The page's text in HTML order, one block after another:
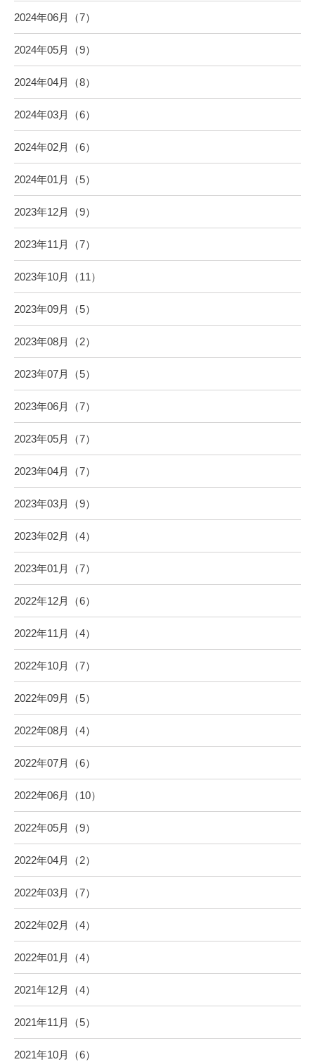
2024年06月（7）
2024年05月（9）
2024年04月（8）
2024年03月（6）
2024年02月（6）
2024年01月（5）
2023年12月（9）
2023年11月（7）
2023年10月（11）
2023年09月（5）
2023年08月（2）
2023年07月（5）
2023年06月（7）
2023年05月（7）
2023年04月（7）
2023年03月（9）
2023年02月（4）
2023年01月（7）
2022年12月（6）
2022年11月（4）
2022年10月（7）
2022年09月（5）
2022年08月（4）
2022年07月（6）
2022年06月（10）
2022年05月（9）
2022年04月（2）
2022年03月（7）
2022年02月（4）
2022年01月（4）
2021年12月（4）
2021年11月（5）
2021年10月（6）